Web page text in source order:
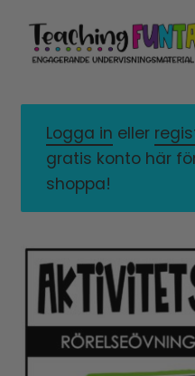
Hoppa
till
navigering
Gå
till
innehåll
MITT KONTO
GRATISMATERIAL
LICENSER
TYPSNITT
Logga in eller
gratis konto här
shoppa!